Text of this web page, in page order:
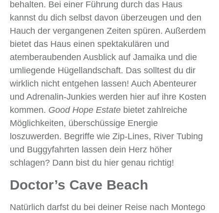
behalten. Bei einer Führung durch das Haus
kannst du dich selbst davon überzeugen und den
Hauch der vergangenen Zeiten spüren. Außerdem
bietet das Haus einen spektakulären und
atemberaubenden Ausblick auf Jamaika und die
umliegende Hügellandschaft. Das solltest du dir
wirklich nicht entgehen lassen! Auch Abenteurer
und Adrenalin-Junkies werden hier auf ihre Kosten
kommen. Good Hope Estate bietet zahlreiche
Möglichkeiten, überschüssige Energie
loszuwerden. Begriffe wie Zip-Lines, River Tubing
und Buggyfahrten lassen dein Herz höher
schlagen? Dann bist du hier genau richtig!
Doctor’s Cave Beach
Natürlich darfst du bei deiner Reise nach Montego